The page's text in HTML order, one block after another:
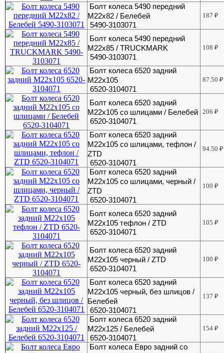
Болт колеса 5490 передний
М22х82 / Белебей
5490-3103071
187₽
Болт колеса 5490 передний
М22х85 / TRUCKMARK
5490-3103071
108₽
Болт колеса 6520 задний
М22х105
6520-3104071
87.50₽
Болт колеса 6520 задний
М22х105 со шлицами / Белебей
6520-3104071
206₽
Болт колеса 6520 задний
М22х105 со шлицами, тефлон /
ZTD
6520-3104071
94.50₽
Болт колеса 6520 задний
М22х105 со шлицами, черный /
ZTD
6520-3104071
100₽
Болт колеса 6520 задний
М22х105 тефлон / ZTD
6520-3104071
105₽
Болт колеса 6520 задний
М22х105 черный / ZTD
6520-3104071
100₽
Болт колеса 6520 задний
М22х105 черный, без шлицов /
Белебей
6520-3104071
137₽
Болт колеса 6520 задний
М22х125 / Белебей
6520-3104071
154₽
Болт колеса Евро задний со